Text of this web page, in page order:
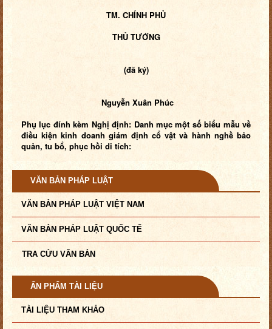
TM. CHÍNH PHỦ
THỦ TƯỚNG
(đã ký)
Nguyễn Xuân Phúc
Phụ lục đính kèm Nghị định: Danh mục một số biểu mẫu về
điều kiện kinh doanh giám định cổ vật và hành nghề bảo
quản, tu bổ, phục hồi di tích:
VĂN BẢN PHÁP LUẬT
VĂN BẢN PHÁP LUẬT VIỆT NAM
VĂN BẢN PHÁP LUẬT QUỐC TẾ
TRA CỨU VĂN BẢN
ẤN PHẨM TÀI LIỆU
TÀI LIỆU THAM KHẢO